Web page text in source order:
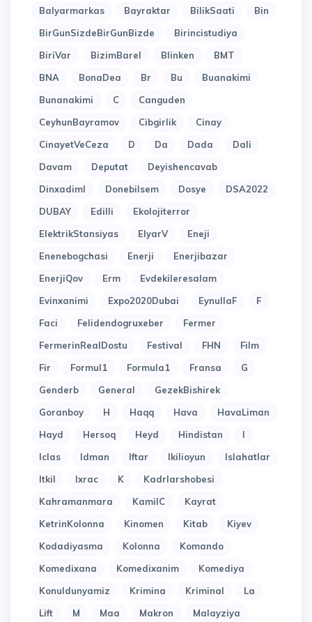
Balyarmarkas Bayraktar BilikSaati
Bin
BirGunSizdeBirGunBizde
Birincistudiya
BiriVar
BizimBarel Blinken
BMT
BNA
BonaDea Br Bu
Buanakimi
Bunanakimi
C
Canguden
CeyhunBayramov
Cibgirlik
Cinay
CinayetVeCeza
D Da Dada
Dali
Davam
Deputat
Deyishencavab
Dinxadiml
Donebilsem Dosye
DSA2022
DUBAY
Edilli
Ekolojiterror
ElektrikStansiyas
ElyarV
Eneji
Enenebogchasi
Enerji
Enerjibazar
EnerjiQov
Erm
Evdekileresalam
Evinxanimi
Expo2020Dubai EynullaF
F
Faci
Felidendogruxeber
Fermer
FermerinRealDostu
Festival FHN
Film
Fir
Formul1 Formula1 Fransa
G
Genderb
General
GezekBishirek
Goranboy
H Haqq Hava
HavaLiman
Hayd
Hersoq Heyd Hindistan
I
Iclas
Idman Iftar Ikilioyun
Islahatlar
Itkil
Ixrac K
Kadrlarshobesi
Kahramanmara
KamilC
Kayrat
KetrinKolonna
Kinomen Kitab
Kiyev
Kodadiyasma
Kolonna
Komando
Komedixana
Komedixanim
Komediya
Konuldunyamiz
Krimina Kriminal
La
Lift
M Maa Makron
Malayziya